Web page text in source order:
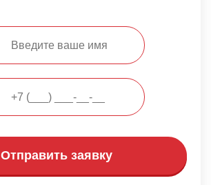
Отправить заявку